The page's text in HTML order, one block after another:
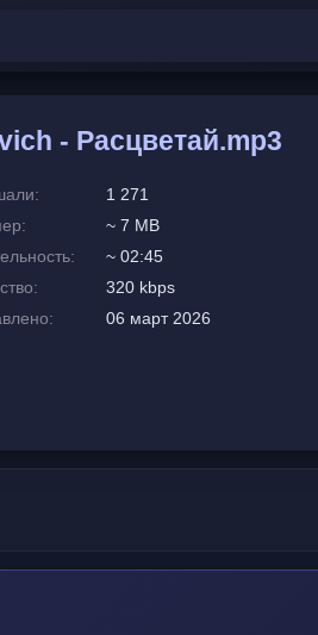
- Расцветай.mp3
1 271
~ 7 MB
~ 02:45
320 kbps
06 март 2026